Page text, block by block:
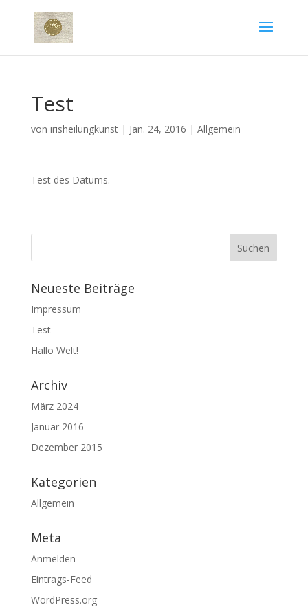
Test
von irisheilungkunst| Jan. 24, 2016 | Allgemein
Test des Datums.
Neueste Beiträge
Impressum
Test
Hallo Welt!
Archiv
März 2024
Januar 2016
Dezember 2015
Kategorien
Allgemein
Meta
Anmelden
Eintrags-Feed
WordPress.org